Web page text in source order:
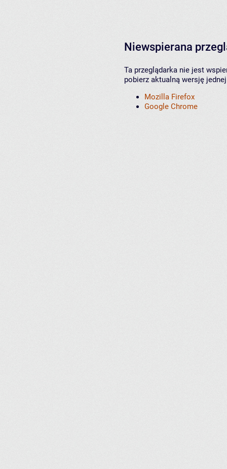
Niewspierana
Ta przeglądarka nie jest
pobierz aktualną wersję
Mozilla Firefox
Google Chrome